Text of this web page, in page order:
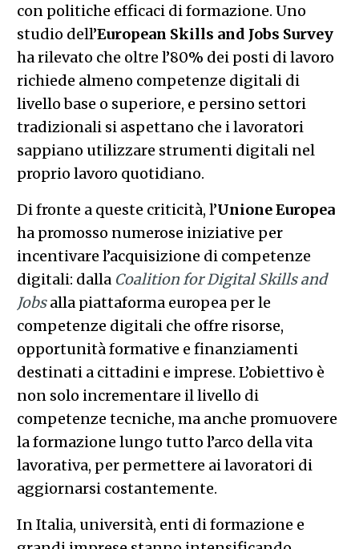
con politiche efficaci di formazione. Uno
studio dell’European Skills and Jobs Survey
ha rilevato che oltre l’80% dei posti di lavoro
richiede almeno competenze digitali di
livello base o superiore, e persino settori
tradizionali si aspettano che i lavoratori
sappiano utilizzare strumenti digitali nel
proprio lavoro quotidiano.
Di fronte a queste criticità, l’Unione Europea
ha promosso numerose iniziative per
incentivare l’acquisizione di competenze
digitali: dalla Coalition for Digital Skills and
Jobsalla piattaforma europea per le
competenze digitali che offre risorse,
opportunità formative e finanziamenti
destinati a cittadini e imprese. L’obiettivo è
non solo incrementare il livello di
competenze tecniche, ma anche promuovere
la formazione lungo tutto l’arco della vita
lavorativa, per permettere ai lavoratori di
aggiornarsi costantemente.
In Italia, università, enti di formazione e